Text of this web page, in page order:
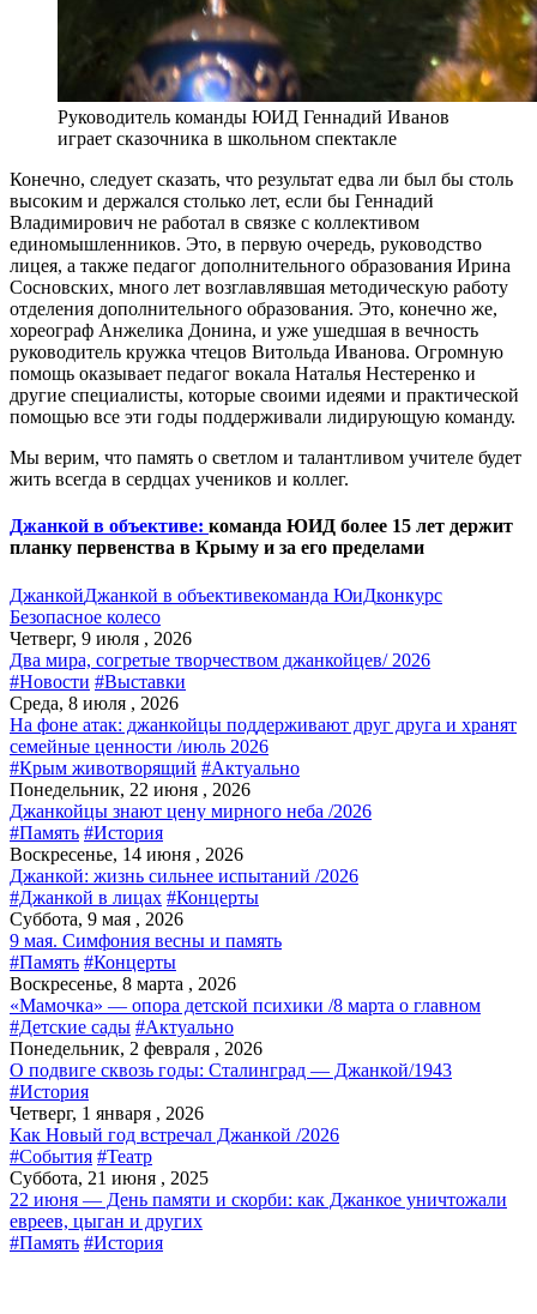
Руководитель команды ЮИД Геннадий Иванов
играет сказочника в школьном спектакле
Конечно, следует сказать, что результат едва ли был бы столь
высоким и держался столько лет, если бы Геннадий
Владимирович не работал в связке с коллективом
единомышленников. Это, в первую очередь, руководство
лицея, а также педагог дополнительного образования Ирина
Сосновских, много лет возглавлявшая методическую работу
отделения дополнительного образования. Это, конечно же,
хореограф Анжелика Донина, и уже ушедшая в вечность
руководитель кружка чтецов Витольда Иванова. Огромную
помощь оказывает педагог вокала Наталья Нестеренко и
другие специалисты, которые своими идеями и практической
помощью все эти годы поддерживали лидирующую команду.
Мы верим, что память о светлом и талантливом учителе будет
жить всегда в сердцах учеников и коллег.
Джанкой в объективе: команда ЮИД более 15 лет держит
планку первенства в Крыму и за его пределами
ДжанкойДжанкой в объективекоманда ЮиДконкурс
Безопасное колесо
Четверг, 9 июля , 2026
Два мира, согретые творчеством джанкойцев/ 2026
#Новости #Выставки
Среда, 8 июля , 2026
На фоне атак: джанкойцы поддерживают друг друга и хранят
семейные ценности /июль 2026
#Крым животворящий #Актуально
Понедельник, 22 июня , 2026
Джанкойцы знают цену мирного неба /2026
#Память #История
Воскресенье, 14 июня , 2026
Джанкой: жизнь сильнее испытаний /2026
#Джанкой в лицах #Концерты
Суббота, 9 мая , 2026
9 мая. Симфония весны и память
#Память #Концерты
Воскресенье, 8 марта , 2026
«Мамочка» — опора детской психики /8 марта о главном
#Детские сады #Актуально
Понедельник, 2 февраля , 2026
О подвиге сквозь годы: Сталинград — Джанкой/1943
#История
Четверг, 1 января , 2026
Как Новый год встречал Джанкой /2026
#События #Театр
Суббота, 21 июня , 2025
22 июня — День памяти и скорби: как Джанкое уничтожали
евреев, цыган и других
#Память #История